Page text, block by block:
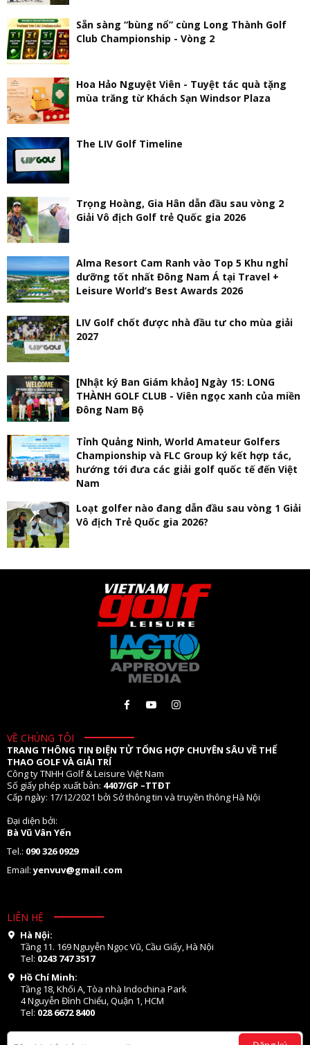
Sẵn sàng “bùng nổ” cùng Long Thành Golf
Club Championship - Vòng 2
Hoa Hảo Nguyệt Viên - Tuyệt tác quà tặng
mùa trăng từ Khách Sạn Windsor Plaza
The LIV Golf Timeline
Trọng Hoàng, Gia Hân dẫn đầu sau vòng 2
Giải Vô địch Golf trẻ Quốc gia 2026
Alma Resort Cam Ranh vào Top 5 Khu nghỉ
dưỡng tốt nhất Đông Nam Á tại Travel +
Leisure World’s Best Awards 2026
LIV Golf chốt được nhà đầu tư cho mùa giải
2027
[Nhật ký Ban Giám khảo] Ngày 15: LONG
THÀNH GOLF CLUB - Viên ngọc xanh của miền
Đông Nam Bộ
Tỉnh Quảng Ninh, World Amateur Golfers
Championship và FLC Group ký kết hợp tác,
hướng tới đưa các giải golf quốc tế đến Việt
Nam
Loạt golfer nào đang dẫn đầu sau vòng 1 Giải
Vô địch Trẻ Quốc gia 2026?
VỀ CHÚNG TÔI
TRANG THÔNG TIN ĐIỆN TỬ TỔNG HỢP CHUYÊN SÂU VỀ THỂ
THAO GOLF VÀ GIẢI TRÍ
Công ty TNHH Golf & Leisure Việt Nam
Số giấy phép xuất bản: 4407/GP –TTĐT
Cấp ngày: 17/12/2021 bởi Sở thông tin và truyền thông Hà Nội
Đại diện bởi:
Bà Vũ Vân Yến
Tel.: 090 326 0929
Email:yenvuv@gmail.com
LIÊN HỆ
Hà Nội:
Tầng 11. 169 Nguyễn Ngọc Vũ, Cầu Giấy, Hà Nội
Tel: 0243 747 3517
Hồ Chí Minh:
Tầng 18, Khối A, Tòa nhà Indochina Park
4 Nguyễn Đình Chiểu, Quận 1, HCM
Tel: 028 6672 8400